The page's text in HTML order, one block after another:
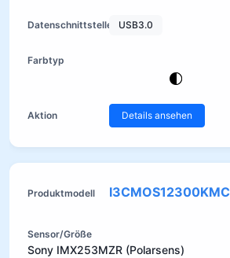
USB3.0
Details ansehen
I3CMOS12300KMC
Sony IMX253MZR (Polarsens)